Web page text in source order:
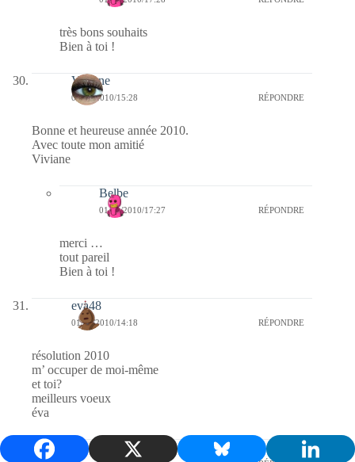
très bons souhaits
Bien à toi !
Viviane
01/01/2010/15:28 RÉPONDRE
Bonne et heureuse année 2010.
Avec toute mon amitié
Viviane
Belbe
01/01/2010/17:27 RÉPONDRE
merci …
tout pareil
Bien à toi !
eva48
01/01/2010/14:18 RÉPONDRE
résolution 2010
m’ occuper de moi-même
et toi?
meilleurs voeux
éva
Belbe